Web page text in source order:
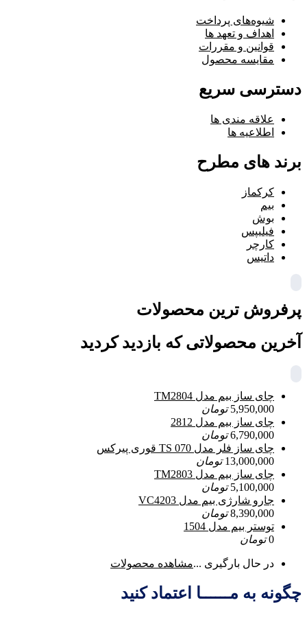
شیوه‌های پرداخت
اهداف و تعهد ها
قوانین و مقررات
مقایسه محصول
دسترسی سریع
علاقه مندی ها
اطلاعیه ها
برند های مطرح
کرکماز
بیم
بوش
فیلیپس
کارچر
داتیس
پرفروش ترین محصولات
آخرین محصولاتی که بازدید کردید
چای ساز بیم مدل TM2804
5,950,000 تومان
چای ساز بیم مدل 2812
6,790,000 تومان
چای ساز فلر مدل TS 070 قوری پیرکس
13,000,000 تومان
چای ساز بیم مدل TM2803
5,100,000 تومان
جارو شارژی بیم مدل VC4203
8,390,000 تومان
توستر بیم مدل 1504
0 تومان
در حال بارگیری ...مشاهده محصولات
چگونه به مــــــا اعتماد کنید